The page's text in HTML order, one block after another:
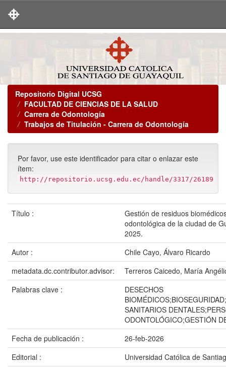
Repositorio Digital UCSG
FACULTAD DE CIENCIAS DE LA SALUD
Carrera de Odontología
Trabajos de Titulación - Carrera de Odontología
Por favor, use este identificador para citar o enlazar este
ítem:
http://repositorio.ucsg.edu.ec/handle/3317/26189
Título :
Gestión de residuos
odontológica de la ciudad de
2025.
Autor :
Chile Cayo, Álvaro Ricardo
metadata.dc.contributor.advisor:
Terreros Caicedo, María
Palabras clave :
DESECHOS
SANITARIOS
ODONTOLÓGICO;GESTIÓN
Fecha de publicación :
26-feb-2026
Editorial :
Universidad Católica de